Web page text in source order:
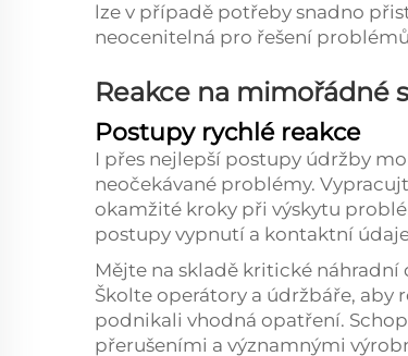
lze v případě potřeby snadno
neocenitelná pro řešení
Reakce na mimořádné
Postupy rychlé reakce
I přes nejlepší postupy údržby
neočekávané problémy.
okamžité kroky při výskytu
postupy vypnutí a kontaktní
Mějte na skladě kritické
Školte operátory a údržbáře,
podnikali vhodná opatření.
přerušeními a významnými